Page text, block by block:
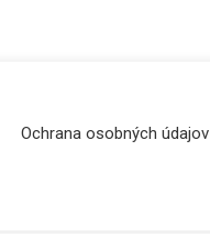
Ochrana osobných údajov